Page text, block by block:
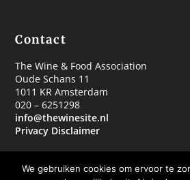
Contact
The Wine & Food Association
Oude Schans 11
1011 KR Amsterdam
020 – 6251298
info@thewinesite.nl
Privacy Disclaimer
We gebruiken cookies om ervoor te